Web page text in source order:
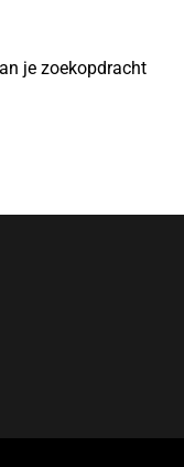
je zoekopdracht